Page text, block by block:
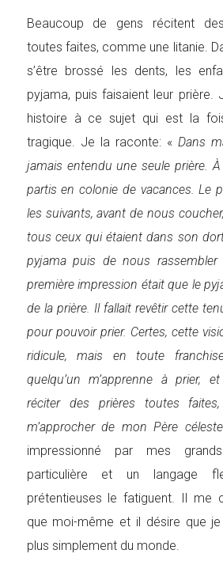
Beaucoup de gens récitent
toutes faites, comme une litanie.
s’être brossé les dents, les
pyjama, puis faisaient leur prière.
histoire à ce sujet qui est la
tragique. Je la raconte: «Dans
jamais entendu une seule prière.
partis en colonie de vacances. Le
les suivants, avant de nous
tous ceux qui étaient dans son
pyjama puis de nous
première impression était que le
de la prière. Il fallait revêtir cette
pour pouvoir prier. Certes, cette
ridicule, mais en toute
quelqu’un m’apprenne à prier,
réciter des prières toutes
m’approcher de mon Père
impressionné par mes
particulière et un langage
prétentieuses le fatiguent. Il me
que moi-même et il désire que je
plus simplement du monde.